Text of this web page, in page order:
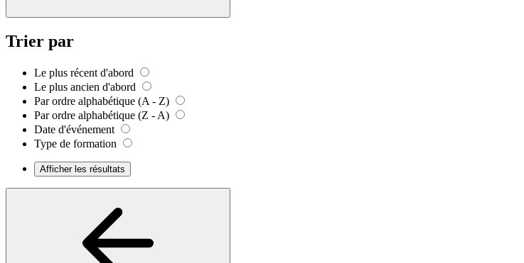
Trier par
Le plus récent d'abord
Le plus ancien d'abord
Par ordre alphabétique (A - Z)
Par ordre alphabétique (Z - A)
Date d'événement
Type de formation
Afficher les résultats